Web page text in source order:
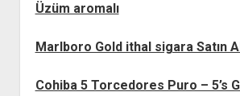
Üzüm aromalı
Marlboro Gold ithal sigara Satın
Cohiba 5 Torcedores Puro – 5’s